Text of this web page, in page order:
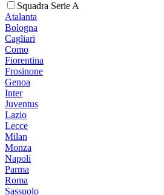
Squadra Serie A
Atalanta
Bologna
Cagliari
Como
Fiorentina
Frosinone
Genoa
Inter
Juventus
Lazio
Lecce
Milan
Monza
Napoli
Parma
Roma
Sassuolo